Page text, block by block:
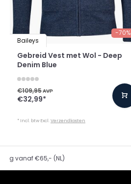
-70%
Baileys
Gebreid Vest met Wol - Deep
Denim Blue
€109,95AVP
€32,99*
* Incl. btw Excl.Verzendkosten
vanaf €65,- (NL)